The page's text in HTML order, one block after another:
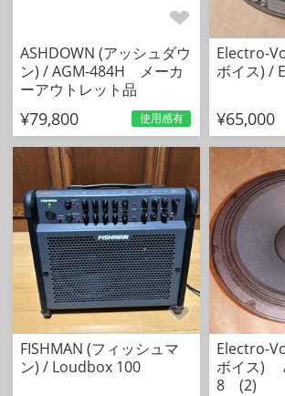
ASHDOWN (アッシュダウ
ン) / AGM-484H メーカ
ーアウトレット品
¥79,800 使用感有
Electro-
ボイス) /
¥65,000
FISHMAN (フィッシュマ
ン) / Loudbox 100
Electro-
ボイス) /
8 (2)